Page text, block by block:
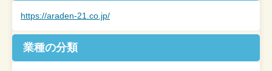
https://araden-21.co.jp/
業種の分類